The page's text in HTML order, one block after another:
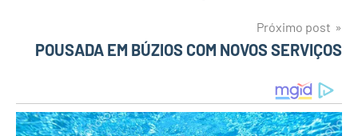
Próximo post
POUSADA EM BÚZIOS COM NOVOS SERVIÇOS